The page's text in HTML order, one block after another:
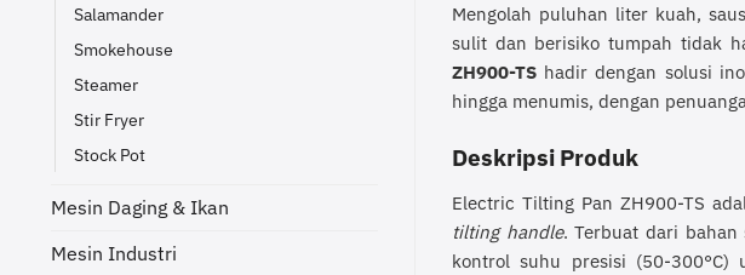
Salamander
Smokehouse
Steamer
Stir Fryer
Stock Pot
Mesin Daging & Ikan
Mesin Industri
Mengolah puluhan liter kuah,
sulit dan berisiko tumpah tidak
ZH900-TS hadir dengan solusi
hingga menumis, dengan
Deskripsi Produk
Electric Tilting Pan ZH900-TS
tilting handle. Terbuat dari bahan
kontrol suhu presisi (50-300°C)